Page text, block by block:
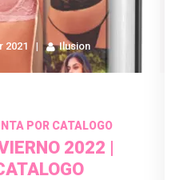
2021 Ilusion
POR CATALOGO
2022 |